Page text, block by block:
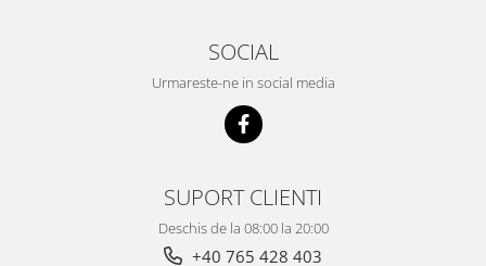
SOCIAL
Urmareste-ne in social media
SUPORT CLIENTI
Deschis de la 08:00 la 20:00
+40 765 428 403